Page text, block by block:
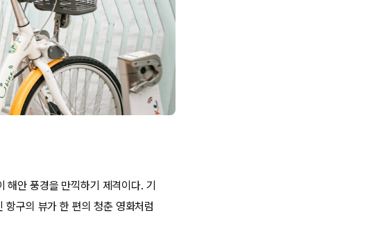
해안 풍경을 만끽하기 제격이다. 기
구의 뷰가 한 편의 청춘 영화처럼